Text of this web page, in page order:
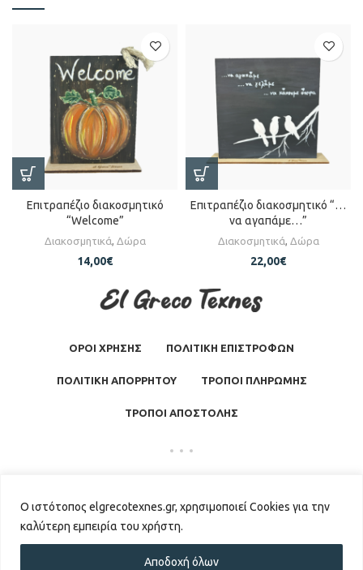
Ο ιστότοπος elgrecotexnes.gr, χρησιμοποιεί Cookies για την
καλύτερη εμπειρία του χρήστη.
Αποδοχή όλων
Επιτραπέζιο διακοσμητικό
“Welcome”
Διακοσμητικά, Δώρα
14,00€
Επιτραπέζιο διακοσμητικό “…
να αγαπάμε…”
Διακοσμητικά, Δώρα
22,00€
ΟΡΟΙ ΧΡΗΣΗΣ ΠΟΛΙΤΙΚΗ ΕΠΙΣΤΡΟΦΩΝ
ΠΟΛΙΤΙΚΗ ΑΠΟΡΡΗΤΟΥ ΤΡΟΠΟΙ ΠΛΗΡΩΜΗΣ
ΤΡΟΠΟΙ ΑΠΟΣΤΟΛΗΣ
El Greco Texnes 2026 | Powered byGKISASGROUP